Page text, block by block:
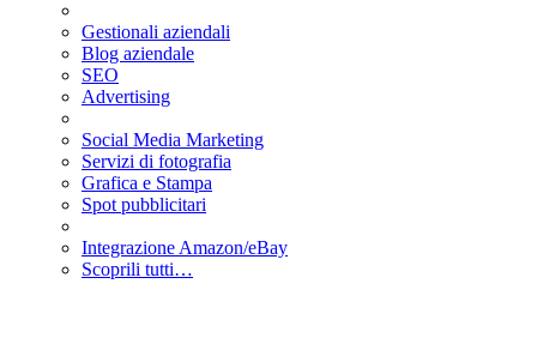
Gestionali aziendali
Blog aziendale
SEO
Advertising
Social Media Marketing
Servizi di fotografia
Grafica e Stampa
Spot pubblicitari
Integrazione Amazon/eBay
Scoprili tutti…